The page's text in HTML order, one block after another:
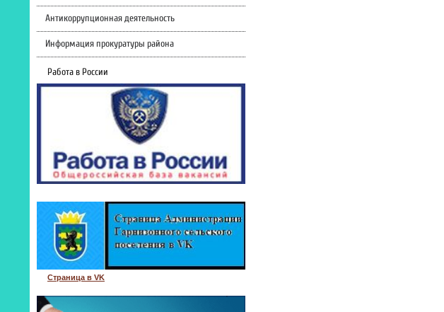
Антикоррупционная деятельность
Информация прокуратуры района
Работа в России
Страница в VK